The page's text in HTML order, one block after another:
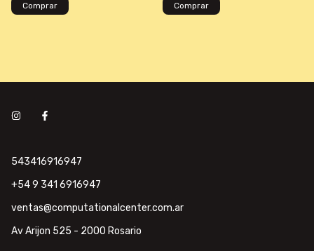
Comprar Comprar
543416916947
+54 9 341 6916947
ventas@computationalcenter.com.ar
Av Arijon 525 - 2000 Rosario